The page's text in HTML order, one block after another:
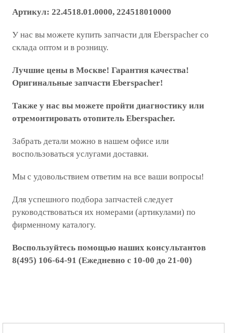
Артикул: 22.4518.01.0000, 224518010000
У нас вы можете купить запчасти для Eberspacher со
склада оптом и в розницу.
Лучшие цены в Москве! Гарантия качества!
Оригинальные запчасти Eberspacher!
Также у нас вы можете пройти диагностику или
отремонтировать отопитель Eberspacher.
Забрать детали можно в нашем офисе или
воспользоваться услугами доставки.
Мы с удовольствием ответим на все ваши вопросы!
Для успешного подбора запчастей следует
руководствоваться их номерами (артикулами) по
фирменному каталогу.
Воспользуйтесь помощью наших консультантов
8(495) 106-64-91 (Ежедневно с 10-00 до 21-00)